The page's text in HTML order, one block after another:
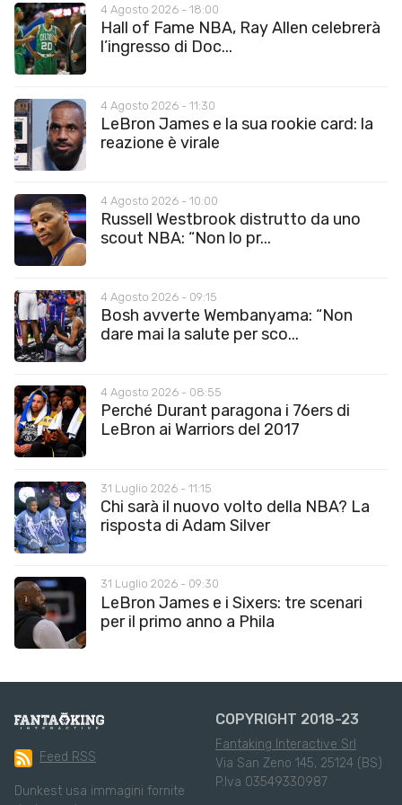
4 Agosto 2026 - 18:00
Hall of Fame NBA, Ray Allen celebrerà
l’ingresso di Doc...
4 Agosto 2026 - 11:30
LeBron James e la sua rookie card: la
reazione è virale
4 Agosto 2026 - 10:00
Russell Westbrook distrutto da uno
scout NBA: “Non lo pr...
4 Agosto 2026 - 09:15
Bosh avverte Wembanyama: “Non
dare mai la salute per sco...
4 Agosto 2026 - 08:55
Perché Durant paragona i 76ers di
LeBron ai Warriors del 2017
31 Luglio 2026 - 11:15
Chi sarà il nuovo volto della NBA? La
risposta di Adam Silver
31 Luglio 2026 - 09:30
LeBron James e i Sixers: tre scenari
per il primo anno a Phila
Feed RSS
Dunkest usa immagini fornite
COPYRIGHT 2018-23
Fantaking Interactive Srl
Via San Zeno 145, 25124 (BS)
P.Iva 03549330987